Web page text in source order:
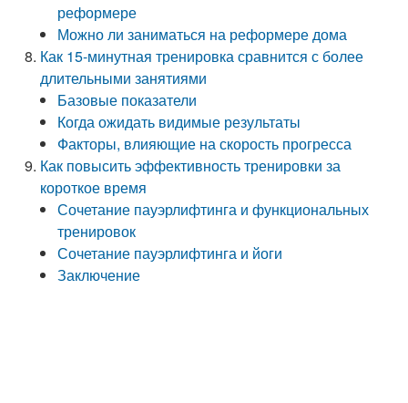
реформере
Можно ли заниматься на реформере дома
Как 15-минутная тренировка сравнится с более
длительными занятиями
Базовые показатели
Когда ожидать видимые результаты
Факторы, влияющие на скорость прогресса
Как повысить эффективность тренировки за
короткое время
Сочетание пауэрлифтинга и функциональных
тренировок
Сочетание пауэрлифтинга и йоги
Заключение